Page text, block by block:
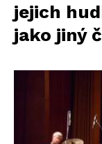
jejich
jako jiný